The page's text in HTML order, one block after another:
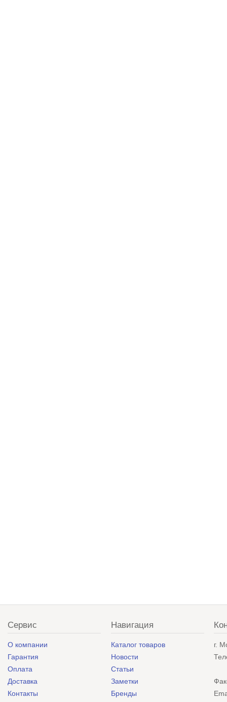
Сервис
О компании
Гарантия
Оплата
Доставка
Контакты
Навигация
Каталог товаров
Новости
Статьи
Заметки
Бренды
г.